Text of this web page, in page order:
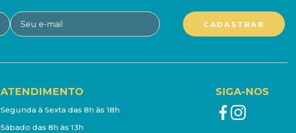
ATENDIMENTO
Segunda à Sexta das 8h às 18h
Sábado das 8h às 13h
SIGA-NOS